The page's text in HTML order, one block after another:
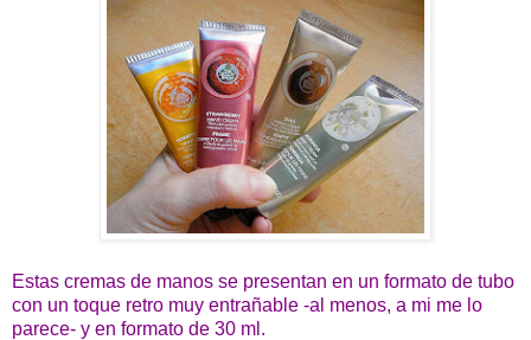
Estas cremas de manos se presentan en un formato de tubo
con un toque retro muy entrañable -al menos, a mi me lo
parece- y en formato de 30 ml.